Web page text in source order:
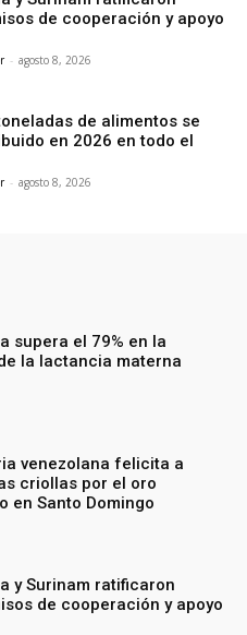
de cooperación y apoyo
- agosto 8, 2026
de alimentos se
en 2026 en todo el
- agosto 8, 2026
supera el 79% en la
la lactancia materna
venezolana felicita a
criollas por el oro
en Santo Domingo
y Surinam ratificaron
de cooperación y apoyo